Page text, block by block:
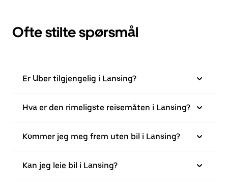
Ofte stilte spørsmål
Er Uber tilgjengelig i Lansing?
Hva er den rimeligste reisemåten i Lansing?
Kommer jeg meg frem uten bil i Lansing?
Kan jeg leie bil i Lansing?